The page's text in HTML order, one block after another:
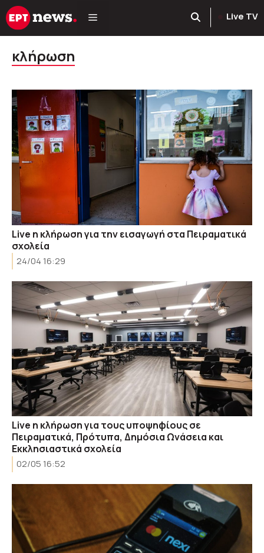
Μετάβαση
σε
Live TV
κλήρωση
Live η κλήρωση για την εισαγωγή στα Πειραματικά
σχολεία
24/04 16:29
Live η κλήρωση για τους υποψηφίους σε
Πειραματικά, Πρότυπα, Δημόσια Ωνάσεια και
Εκκλησιαστικά σχολεία
02/05 16:52